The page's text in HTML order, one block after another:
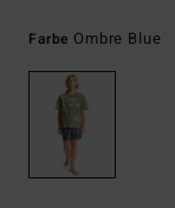
Farbe Ombre Blue